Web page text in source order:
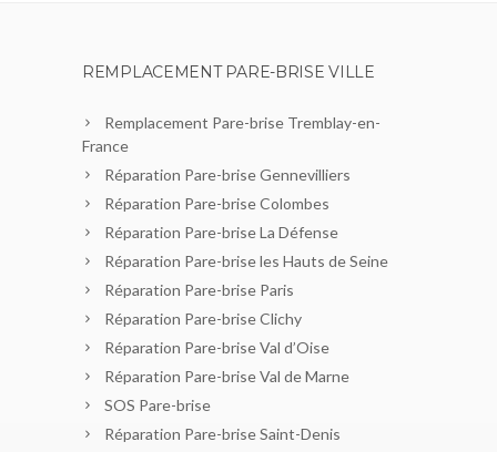
REMPLACEMENT PARE-BRISE VILLE
Remplacement Pare-brise Tremblay-en-
France
Réparation Pare-brise Gennevilliers
Réparation Pare-brise Colombes
Réparation Pare-brise La Défense
Réparation Pare-brise les Hauts de Seine
Réparation Pare-brise Paris
Réparation Pare-brise Clichy
Réparation Pare-brise Val d’Oise
Réparation Pare-brise Val de Marne
SOS Pare-brise
Réparation Pare-brise Saint-Denis